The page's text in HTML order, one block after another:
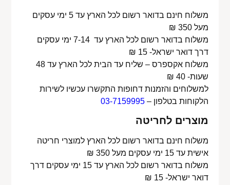
משלוח חינם בדואר רשום לכל הארץ עד 5 ימי עסקים
מעל 350 ₪
משלוח בדואר רשום לכל הארץ עד 7-14 ימי עסקים
דרך דואר ישראל- 15 ₪
משלוח אקספרס – שליח עד הבית לכל הארץ עד 48
שעות- 40 ₪
למשלוחים והזמנות דחופות התקשרו עכשיו לשירות
הלקוחות בטלפון –03-7159995
מוצרים לחריטה
משלוח חינם בדואר רשום לכל הארץ למוצרי חריטה
אישית עד 15 ימי עסקים מעל 350 ₪
משלוח בדואר רשום לכל הארץ עד 15 ימי עסקים דרך
דואר ישראל- 15 ₪